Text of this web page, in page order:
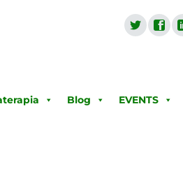
Blog EVENTS